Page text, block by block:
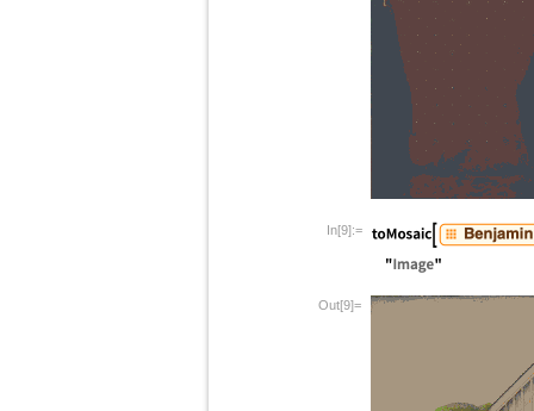
In[9]:=
Out[9]=